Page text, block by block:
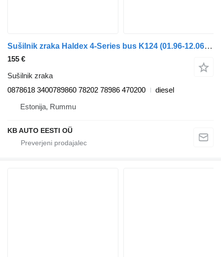
Sušilnik zraka Haldex 4-Series bus K124 (01.96-12.06) 0878618 za avtobus Scania 4-series bus (1995-2006)
155 €
Sušilnik zraka
0878618 3400789860 78202 78986 470200
diesel
Estonija, Rummu
KB AUTO EESTI OÜ